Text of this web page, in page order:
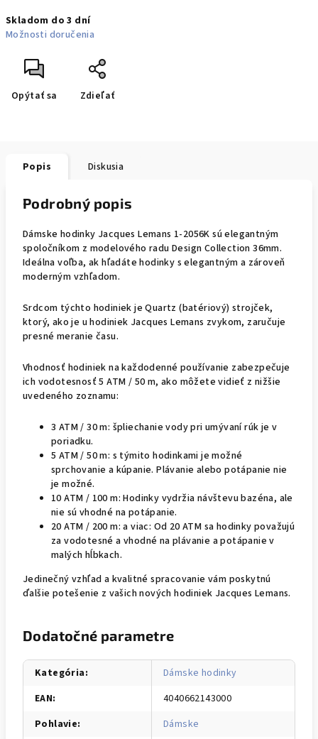
cena:
Skladom do 3 dní
Možnosti doručenia
Opýtať sa Zdieľať
Popis Diskusia
Podrobný popis
Dámske hodinky Jacques Lemans 1-2056K sú elegantným
spoločníkom z modelového radu Design Collection 36mm.
Ideálna voľba, ak hľadáte hodinky s elegantným a zároveň
moderným vzhľadom.
Srdcom týchto hodiniek je Quartz (batériový) strojček,
ktorý, ako je u hodiniek Jacques Lemans zvykom, zaručuje
presné meranie času.
Vhodnosť hodiniek na každodenné používanie zabezpečuje
ich vodotesnosť 5 ATM / 50 m, ako môžete vidieť z nižšie
uvedeného zoznamu:
3 ATM / 30 m: špliechanie vody pri umývaní rúk je v
poriadku.
5 ATM / 50 m: s týmito hodinkami je možné
sprchovanie a kúpanie. Plávanie alebo potápanie nie
je možné.
10 ATM / 100 m: Hodinky vydržia návštevu bazéna, ale
nie sú vhodné na potápanie.
20 ATM / 200 m: a viac: Od 20 ATM sa hodinky považujú
za vodotesné a vhodné na plávanie a potápanie v
malých hĺbkach.
Jedinečný vzhľad a kvalitné spracovanie vám poskytnú
ďalšie potešenie z vašich nových hodiniek Jacques Lemans.
Dodatočné parametre
Kategória:
Dámske hodinky
EAN:
4040662143000
Pohlavie: Dámske